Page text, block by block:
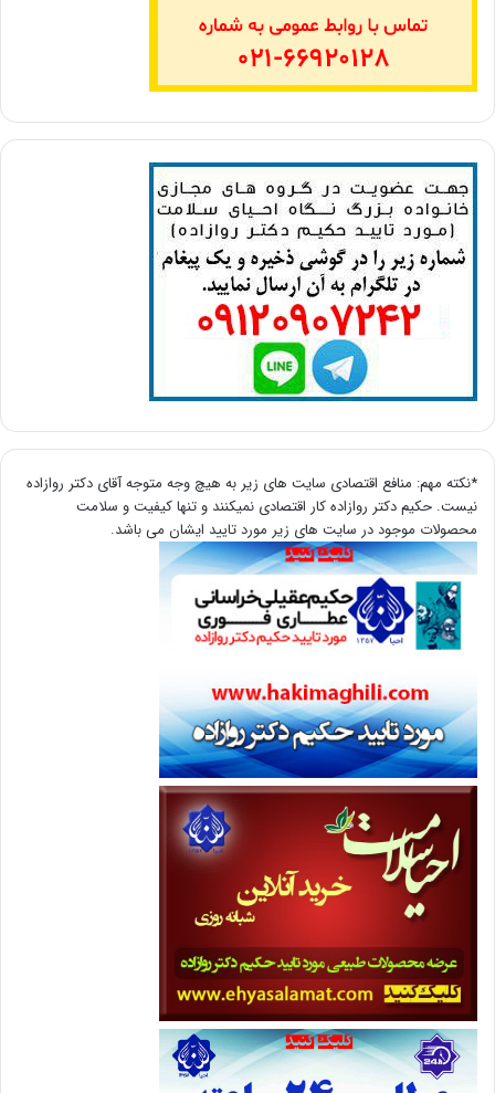
*نکته مهم: منافع اقتصادی سایت های زیر به هیچ وجه متوجه آقای دکتر روازاده
نیست. حکیم دکتر روازاده کار اقتصادی نمیکنند و تنها کیفیت و سلامت
محصولات موجود در سایت های زیر مورد تایید ایشان می باشد.